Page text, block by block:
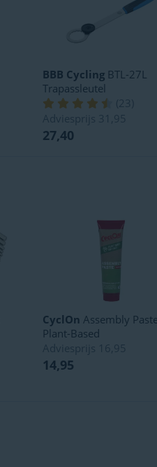
BBB Cycling BTL-27L
Trapassleutel
( 23
Adviesprijs 31,95
27,40
CyclOn Assembly Paste
Plant-Based
Adviesprijs
16,95
14,95